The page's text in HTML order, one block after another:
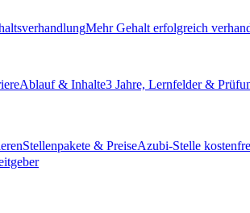
Mehr Gehalt erfolgreich
Ablauf & Inhalte3 Jahre, Lernfelder &
Stellenpakete & PreiseAzubi-Stelle